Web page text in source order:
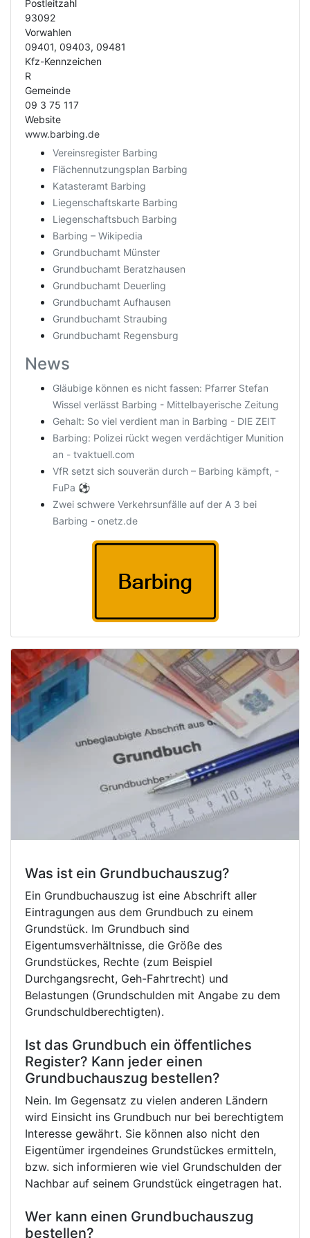
Postleitzahl
93092
Vorwahlen
09401, 09403, 09481
Kfz-Kennzeichen
R
Gemeinde
09 3 75 117
Website
www.barbing.de
Vereinsregister Barbing
Flächennutzungsplan Barbing
Katasteramt Barbing
Liegenschaftskarte Barbing
Liegenschaftsbuch Barbing
Barbing – Wikipedia
Grundbuchamt Münster
Grundbuchamt Beratzhausen
Grundbuchamt Deuerling
Grundbuchamt Aufhausen
Grundbuchamt Straubing
Grundbuchamt Regensburg
News
Gläubige können es nicht fassen: Pfarrer Stefan
Wissel verlässt Barbing - Mittelbayerische Zeitung
Gehalt: So viel verdient man in Barbing - DIE ZEIT
Barbing: Polizei rückt wegen verdächtiger Munition
an - tvaktuell.com
VfR setzt sich souverän durch – Barbing kämpft, -
FuPa ⚽️
Zwei schwere Verkehrsunfälle auf der A 3 bei
Barbing - onetz.de
Was ist ein Grundbuchauszug?
Ein Grundbuchauszug ist eine Abschrift aller
Eintragungen aus dem Grundbuch zu einem
Grundstück. Im Grundbuch sind
Eigentumsverhältnisse, die Größe des
Grundstückes, Rechte (zum Beispiel
Durchgangsrecht, Geh-Fahrtrecht) und
Belastungen (Grundschulden mit Angabe zu dem
Grundschuldberechtigten).
Ist das Grundbuch ein öffentliches
Register? Kann jeder einen
Grundbuchauszug bestellen?
Nein. Im Gegensatz zu vielen anderen Ländern
wird Einsicht ins Grundbuch nur bei berechtigtem
Interesse gewährt. Sie können also nicht den
Eigentümer irgendeines Grundstückes ermitteln,
bzw. sich informieren wie viel Grundschulden der
Nachbar auf seinem Grundstück eingetragen hat.
Wer kann einen Grundbuchauszug
bestellen?